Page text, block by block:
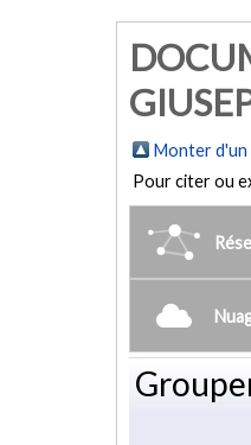
Monter d'un
Pour citer ou